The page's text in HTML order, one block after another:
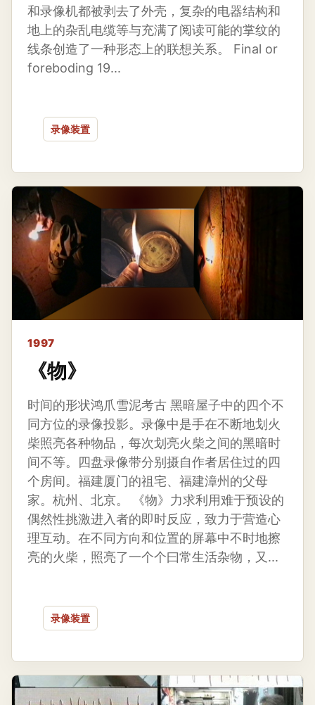
和录像机都被剥去了外壳，复杂的电器结构和
地上的杂乱电缆等与充满了阅读可能的掌纹的
线条创造了一种形态上的联想关系。 Final or
foreboding 19...
录像装置
1997
《物》
时间的形状鸿爪雪泥考古 黑暗屋子中的四个不
同方位的录像投影。录像中是手在不断地划火
柴照亮各种物品，每次划亮火柴之间的黑暗时
间不等。四盘录像带分别摄自作者居住过的四
个房间。福建厦门的祖宅、福建漳州的父母
家。杭州、北京。 《物》力求利用难于预设的
偶然性挑激进入者的即时反应，致力于营造心
理互动。在不同方向和位置的屏幕中不时地擦
亮的火柴，照亮了一个个曰常生活杂物，又...
录像装置